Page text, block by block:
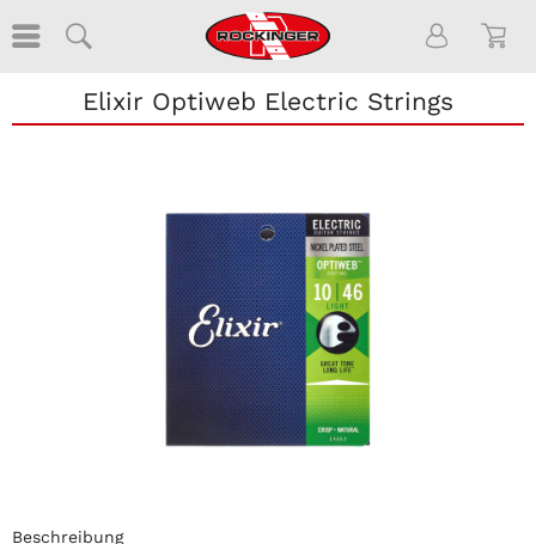
Elixir Optiweb Electric Strings
Beschreibung